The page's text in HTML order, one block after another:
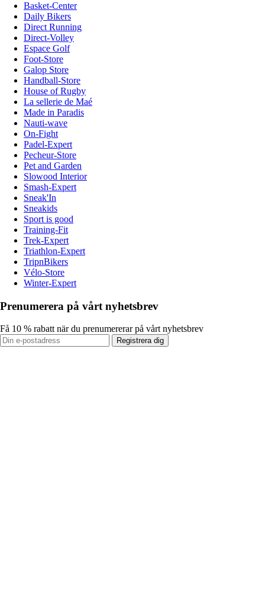
Basket-Center
Daily Bikers
Direct Running
Direct-Volley
Espace Golf
Foot-Store
Galop Store
Handball-Store
House of Rugby
La sellerie de Maé
Made in Paradis
Nauti-wave
On-Fight
Padel-Expert
Pecheur-Store
Pet and Garden
Slowood Interior
Smash-Expert
Sneak'In
Sneakids
Sport is good
Training-Fit
Trek-Expert
Triathlon-Expert
TripnBikers
Vélo-Store
Winter-Expert
Prenumerera på vårt nyhetsbrev
Få 10 % rabatt när du prenumererar på vårt nyhetsbrev
Registrera dig